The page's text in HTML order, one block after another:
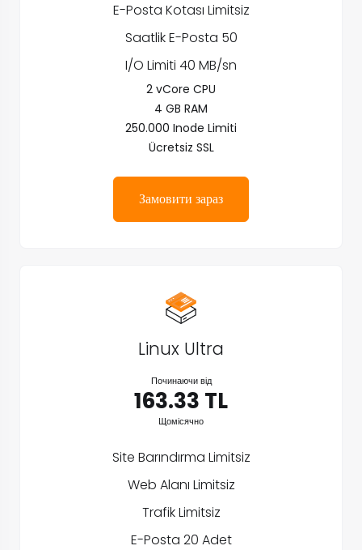
E-Posta Kotası Limitsiz
Saatlik E-Posta 50
I/O Limiti 40 MB/sn
2 vCore CPU
4 GB RAM
250.000 Inode Limiti
Ücretsiz SSL
Замовити зараз
Linux Ultra
Починаючи від
163.33 TL
Щомісячно
Site Barındırma Limitsiz
Web Alanı Limitsiz
Trafik Limitsiz
E-Posta 20 Adet